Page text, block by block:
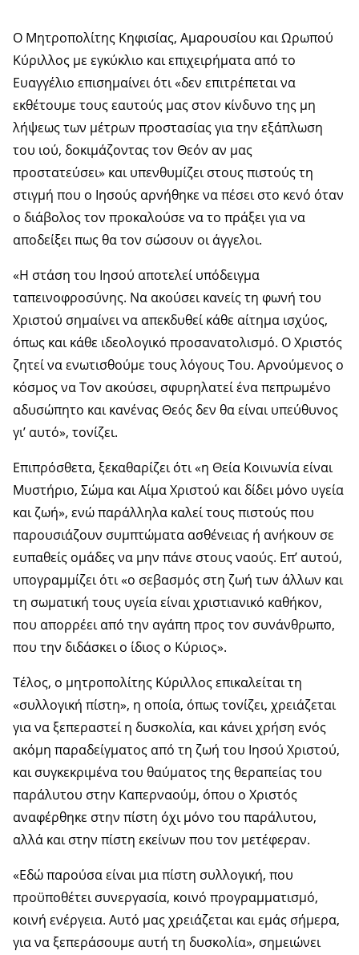
Ο Μητροπολίτης Κηφισίας, Αμαρουσίου και Ωρωπού
Κύριλλος με εγκύκλιο και επιχειρήματα από το
Ευαγγέλιο επισημαίνει ότι «δεν επιτρέπεται να
εκθέτουμε τους εαυτούς μας στον κίνδυνο της μη
λήψεως των μέτρων προστασίας για την εξάπλωση
του ιού, δοκιμάζοντας τον Θεόν αν μας
προστατεύσει» και υπενθυμίζει στους πιστούς τη
στιγμή που ο Ιησούς αρνήθηκε να πέσει στο κενό όταν
ο διάβολος τον προκαλούσε να το πράξει για να
αποδείξει πως θα τον σώσουν οι άγγελοι.
«Η στάση του Ιησού αποτελεί υπόδειγμα
ταπεινοφροσύνης. Να ακούσει κανείς τη φωνή του
Χριστού σημαίνει να απεκδυθεί κάθε αίτημα ισχύος,
όπως και κάθε ιδεολογικό προσανατολισμό. Ο Χριστός
ζητεί να ενωτισθούμε τους λόγους Του. Αρνούμενος ο
κόσμος να Τον ακούσει, σφυρηλατεί ένα πεπρωμένο
αδυσώπητο και κανένας Θεός δεν θα είναι υπεύθυνος
γι’ αυτό», τονίζει.
Επιπρόσθετα, ξεκαθαρίζει ότι «η Θεία Κοινωνία είναι
Μυστήριο, Σώμα και Αίμα Χριστού και δίδει μόνο υγεία
και ζωή», ενώ παράλληλα καλεί τους πιστούς που
παρουσιάζουν συμπτώματα ασθένειας ή ανήκουν σε
ευπαθείς ομάδες να μην πάνε στους ναούς. Επ’ αυτού,
υπογραμμίζει ότι «ο σεβασμός στη ζωή των άλλων και
τη σωματική τους υγεία είναι χριστιανικό καθήκον,
που απορρέει από την αγάπη προς τον συνάνθρωπο,
που την διδάσκει ο ίδιος ο Κύριος».
Τέλος, ο μητροπολίτης Κύριλλος επικαλείται τη
«συλλογική πίστη», η οποία, όπως τονίζει, χρειάζεται
για να ξεπεραστεί η δυσκολία, και κάνει χρήση ενός
ακόμη παραδείγματος από τη ζωή του Ιησού Χριστού,
και συγκεκριμένα του θαύματος της θεραπείας του
παράλυτου στην Καπερναούμ, όπου ο Χριστός
αναφέρθηκε στην πίστη όχι μόνο του παράλυτου,
αλλά και στην πίστη εκείνων που τον μετέφεραν.
«Εδώ παρούσα είναι μια πίστη συλλογική, που
προϋποθέτει συνεργασία, κοινό προγραμματισμό,
κοινή ενέργεια. Αυτό μας χρειάζεται και εμάς σήμερα,
για να ξεπεράσουμε αυτή τη δυσκολία», σημειώνει